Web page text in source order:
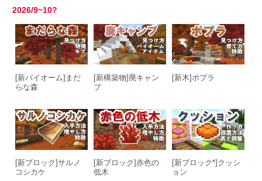
2026/9~10?
[新バイオーム]まだ
らな森
[新構築物]廃キャン
プ
[新木]ポプラ
[新ブロック]サルノ
コシカケ
[新ブロック]赤色の
低木
[新ブロック*]クッシ
ョン